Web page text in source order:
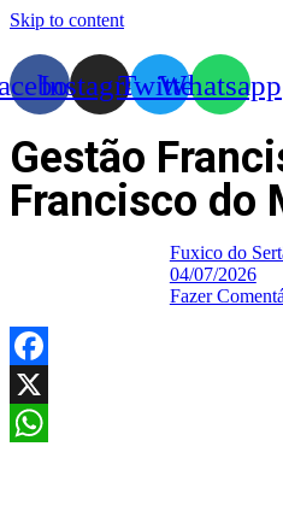
Skip to content
InstagramTwitterWhatsapp
Gestão
Francisco do
Fuxico do
04/07/2026
Fazer
Facebook
X